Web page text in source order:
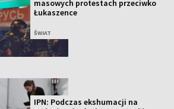
masowych protestach przeciwko
Łukaszence
ŚWIAT
IPN: Podczas ekshumacji na